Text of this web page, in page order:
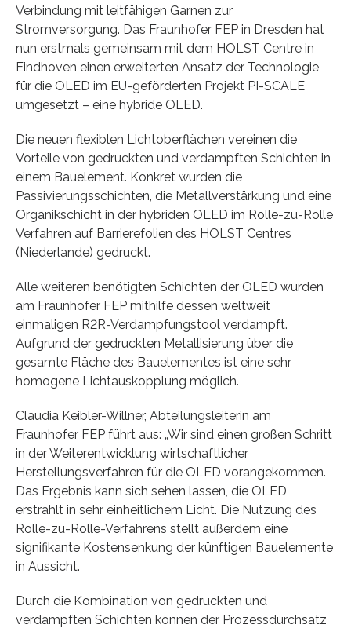
Verbindung mit leitfähigen Garnen zur
Stromversorgung. Das Fraunhofer FEP in Dresden hat
nun erstmals gemeinsam mit dem HOLST Centre in
Eindhoven einen erweiterten Ansatz der Technologie
für die OLED im EU-geförderten Projekt PI-SCALE
umgesetzt – eine hybride OLED.
Die neuen flexiblen Lichtoberflächen vereinen die
Vorteile von gedruckten und verdampften Schichten in
einem Bauelement. Konkret wurden die
Passivierungsschichten, die Metallverstärkung und eine
Organikschicht in der hybriden OLED im Rolle-zu-Rolle
Verfahren auf Barrierefolien des HOLST Centres
(Niederlande) gedruckt.
Alle weiteren benötigten Schichten der OLED wurden
am Fraunhofer FEP mithilfe dessen weltweit
einmaligen R2R-Verdampfungstool verdampft.
Aufgrund der gedruckten Metallisierung über die
gesamte Fläche des Bauelementes ist eine sehr
homogene Lichtauskopplung möglich.
Claudia Keibler-Willner, Abteilungsleiterin am
Fraunhofer FEP führt aus: „Wir sind einen großen Schritt
in der Weiterentwicklung wirtschaftlicher
Herstellungsverfahren für die OLED vorangekommen.
Das Ergebnis kann sich sehen lassen, die OLED
erstrahlt in sehr einheitlichem Licht. Die Nutzung des
Rolle-zu-Rolle-Verfahrens stellt außerdem eine
signifikante Kostensenkung der künftigen Bauelemente
in Aussicht.
Durch die Kombination von gedruckten und
verdampften Schichten können der Prozessdurchsatz